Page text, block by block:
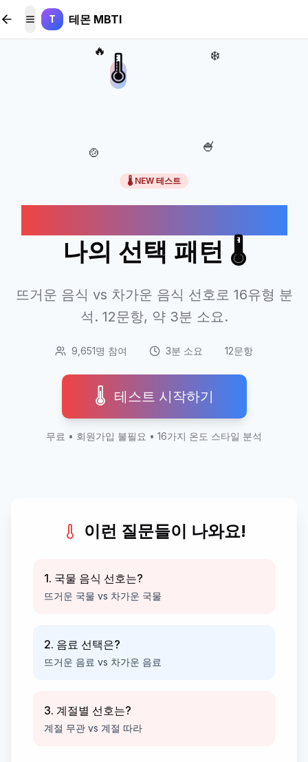
본문 바로가기
메뉴 토글
T 테몬 MBTI
🌡️
🔥 ❄️
🍲 🍧
🌡️ NEW 테스트
나의 선택 패턴 🌡️
뜨거운 음식 vs 차가운 음식 선호로 16유형 분
석. 12문항, 약 3분 소요.
9,651명 참여 3분 소요 12문항
🌡️ 테스트 시작하기
무료 • 회원가입 불필요 • 16가지 온도 스타일 분석
이런 질문들이 나와요!
1. 국물 음식 선호는?
뜨거운 국물 vs 차가운 국물
2. 음료 선택은?
뜨거운 음료 vs 차가운 음료
3. 계절별 선호는?
계절 무관 vs 계절 따라